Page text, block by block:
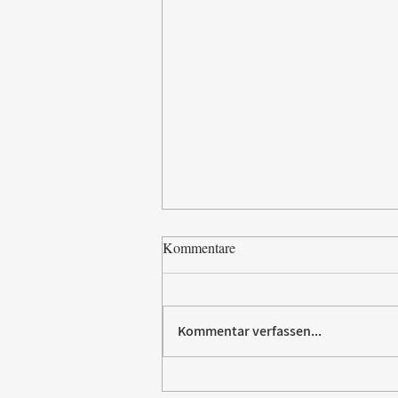
Villeroy & Boch erhält SBTi-
Kommentare
Kommentar verfassen...